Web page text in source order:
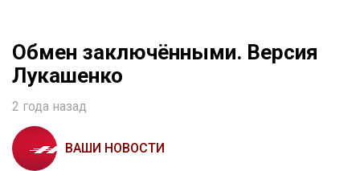
Обмен заключёнными. Версия
Лукашенко
2 года назад
ВАШИ НОВОСТИ